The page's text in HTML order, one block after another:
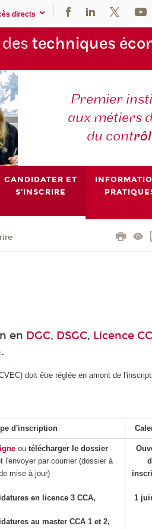
directs
techniques
Premier
aux métiers
du cont
CANDIDATER ET
S'INSCRIRE
en DGC, DSGC, Licence
.
doit être réglée en amont de
d'inscription
outélécharger le dossier
l'envoyer par courrier (dossier à
mise à jour)
en licence 3 CCA,
au master CCA 1 et 2,
1